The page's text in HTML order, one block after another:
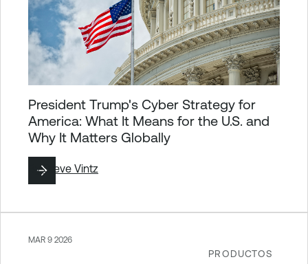
President Trump's Cyber Strategy for
America: What It Means for the U.S. and
Why It Matters Globally
BySteve Vintz
PRODUCTOS
MAR 9 2026